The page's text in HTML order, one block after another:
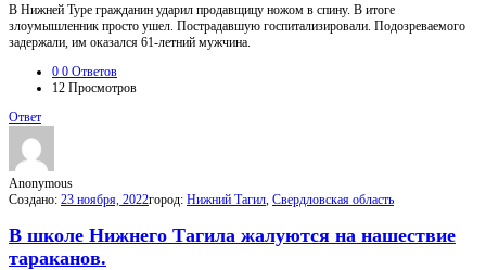
В Нижней Туре гражданин ударил продавщицу ножом в спину. В итоге
злоумышленник просто ушел. Пострадавшую госпитализировали. Подозреваемого
задержали, им оказался 61-летний мужчина.
0 0 Ответов
12 Просмотров
Ответ
Anonymous
Создано: 23 ноября, 2022город: Нижний Тагил, Свердловская область
В школе Нижнего Тагила жалуются на нашествие
тараканов.